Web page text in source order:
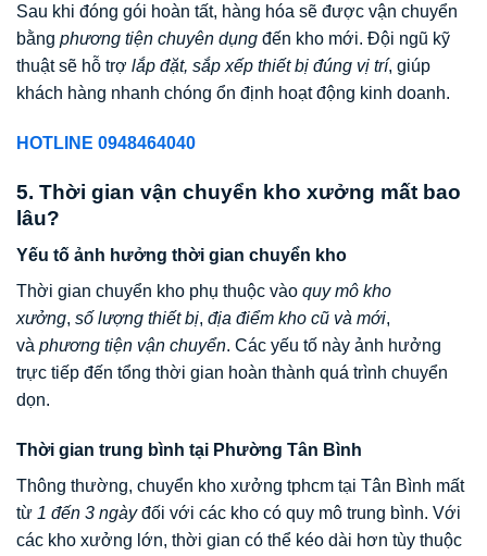
Sau khi đóng gói hoàn tất, hàng hóa sẽ được vận chuyển
bằng phương tiện chuyên dụng đến kho mới. Đội ngũ kỹ
thuật sẽ hỗ trợ lắp đặt, sắp xếp thiết bị đúng vị trí, giúp
khách hàng nhanh chóng ổn định hoạt động kinh doanh.
HOTLINE 0948464040
5. Thời gian vận chuyển kho xưởng mất bao
lâu?
Yếu tố ảnh hưởng thời gian chuyển kho
Thời gian chuyển kho phụ thuộc vào quy mô kho
xưởng, số lượng thiết bị, địa điểm kho cũ và mới,
và phương tiện vận chuyển. Các yếu tố này ảnh hưởng
trực tiếp đến tổng thời gian hoàn thành quá trình chuyển
dọn.
Thời gian trung bình tại Phường Tân Bình
Thông thường, chuyển kho xưởng tphcm tại Tân Bình mất
từ 1 đến 3 ngàyđối với các kho có quy mô trung bình. Với
các kho xưởng lớn, thời gian có thể kéo dài hơn tùy thuộc